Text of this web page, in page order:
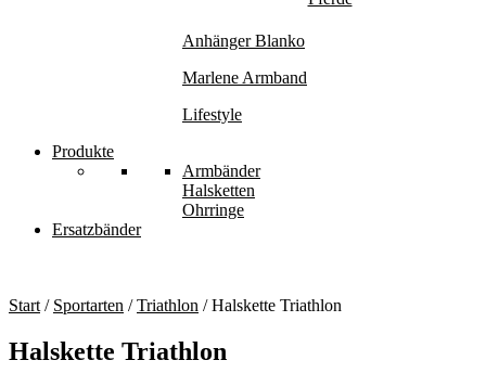
Anhänger Blanko
Marlene Armband
Lifestyle
Produkte
Armbänder
Halsketten
Ohrringe
Ersatzbänder
Start / Sportarten /Triathlon / Halskette Triathlon
Halskette Triathlon